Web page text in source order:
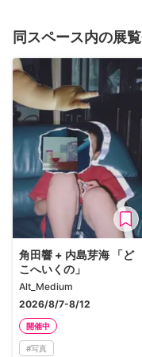
同スペース内の展
角田響 + 内島芽海 「ど
こへいくの」
Alt_Medium
2026/8/7-8/12
開催中
#写真